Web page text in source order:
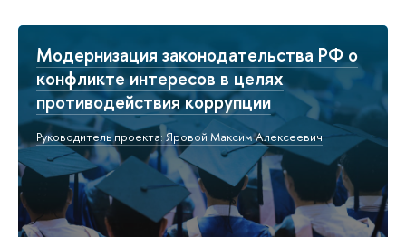
Модернизация законодательства РФ о
конфликте интересов в целях
противодействия коррупции
Руководитель проекта: Яровой Максим Алексеевич